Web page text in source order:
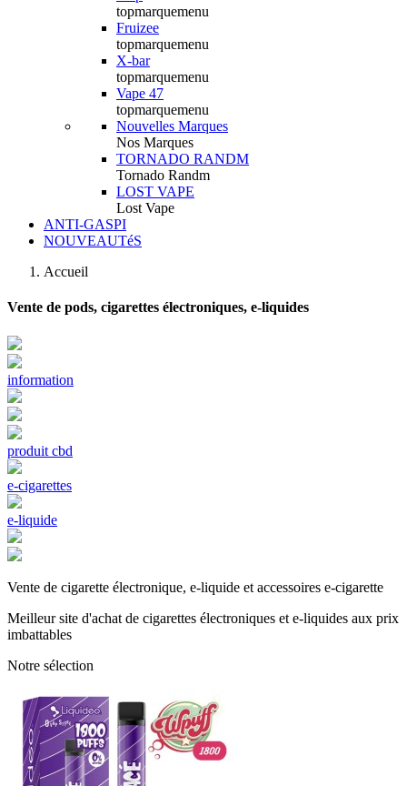
topmarquemenu
Fruizee
topmarquemenu
X-bar
topmarquemenu
Vape 47
topmarquemenu
Nouvelles Marques
Nos Marques
TORNADO RANDM
Tornado Randm
LOST VAPE
Lost Vape
ANTI-GASPI
NOUVEAUTéS
Accueil
Vente de pods, cigarettes électroniques, e-liquides
information
produit cbd
e-cigarettes
e-liquide
Vente de cigarette électronique, e-liquide et accessoires e-cigarette
Meilleur site d'achat de cigarettes électroniques et e-liquides aux prix
imbattables
Notre sélection